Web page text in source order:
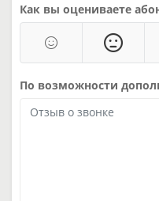
Как вы оцениваете
По возможности